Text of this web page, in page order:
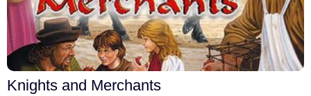
Knights and Merchants